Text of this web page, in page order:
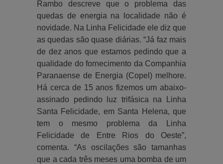
Rambo descreve que o problema das
quedas de energia na localidade não é
novidade. Na Linha Felicidade ele diz que
as quedas são quase diárias. “Já faz mais
de dez anos que estamos pedindo que a
qualidade do fornecimento da Companhia
Paranaense de Energia (Copel) melhore.
Há cerca de 15 anos fizemos um abaixo-
assinado pedindo luz trifásica na Linha
Santa Felicidade, em Santa Helena, que
tem o mesmo problema da Linha
Felicidade de Entre Rios do Oeste”,
comenta. “As oscilações são tamanhas
que a cada três meses uma bomba de um